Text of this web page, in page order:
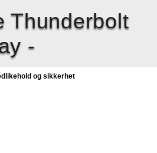
Thunderbolt
-
og sikkerhet